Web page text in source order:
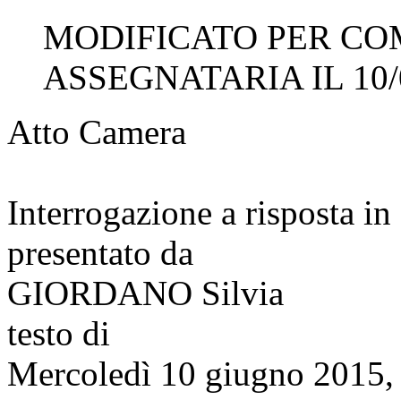
MODIFICATO PER
ASSEGNATARIA IL
Atto Camera
Interrogazione a risposta
presentato da
GIORDANO Silvia
testo di
Mercoledì 10 giugno 2015,